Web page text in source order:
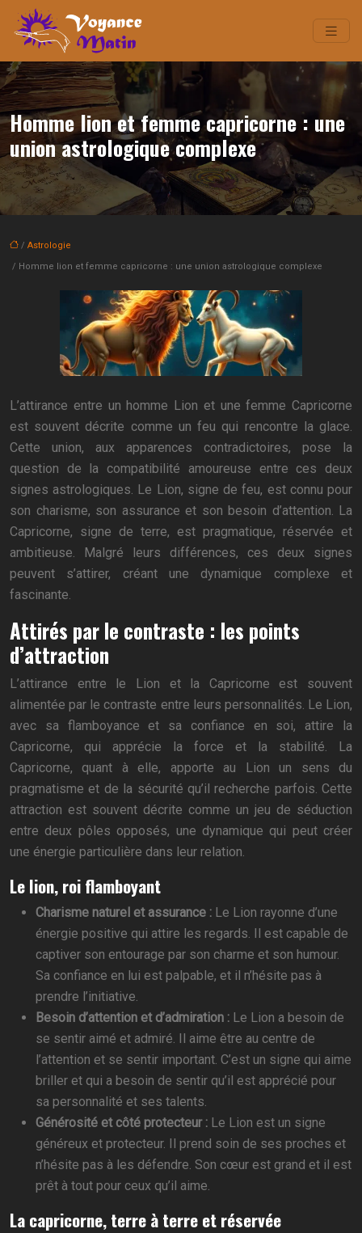
Homme lion et femme capricorne : une
union astrologique complexe
/ Astrologie
/ Homme lion et femme capricorne : une union astrologique complexe
L’attirance entre un homme Lion et une femme Capricorne
est souvent décrite comme un feu qui rencontre la glace.
Cette union, aux apparences contradictoires, pose la
question de la compatibilité amoureuse entre ces deux
signes astrologiques. Le Lion, signe de feu, est connu pour
son charisme, son assurance et son besoin d’attention. La
Capricorne, signe de terre, est pragmatique, réservée et
ambitieuse. Malgré leurs différences, ces deux signes
peuvent s’attirer, créant une dynamique complexe et
fascinante.
Attirés par le contraste : les points
d’attraction
L’attirance entre le Lion et la Capricorne est souvent
alimentée par le contraste entre leurs personnalités. Le Lion,
avec sa flamboyance et sa confiance en soi, attire la
Capricorne, qui apprécie la force et la stabilité. La
Capricorne, quant à elle, apporte au Lion un sens du
pragmatisme et de la sécurité qu’il recherche parfois. Cette
attraction est souvent décrite comme un jeu de séduction
entre deux pôles opposés, une dynamique qui peut créer
une énergie particulière dans leur relation.
Le lion, roi flamboyant
Charisme naturel et assurance : Le Lion rayonne d’une
énergie positive qui attire les regards. Il est capable de
captiver son entourage par son charme et son humour.
Sa confiance en lui est palpable, et il n’hésite pas à
prendre l’initiative.
Besoin d’attention et d’admiration : Le Lion a besoin de
se sentir aimé et admiré. Il aime être au centre de
l’attention et se sentir important. C’est un signe qui aime
briller et qui a besoin de sentir qu’il est apprécié pour
sa personnalité et ses talents.
Générosité et côté protecteur : Le Lion est un signe
généreux et protecteur. Il prend soin de ses proches et
n’hésite pas à les défendre. Son cœur est grand et il est
prêt à tout pour ceux qu’il aime.
La capricorne, terre à terre et réservée